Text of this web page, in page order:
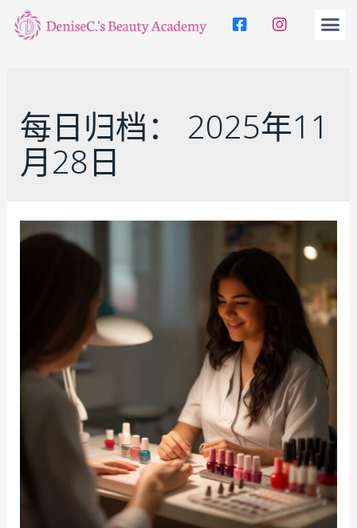
每日归档： 2025年11
月28日